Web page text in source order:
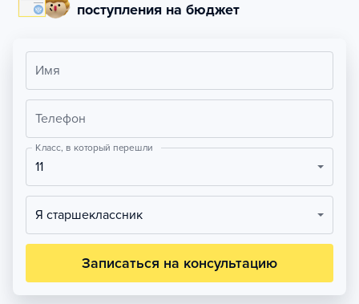
поступления на бюджет
Имя
Телефон
Класс, в который перешли
11
Я старшеклассник
Записаться на консультацию